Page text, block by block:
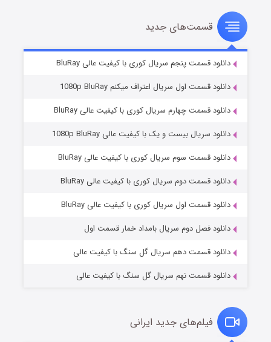
سریال زشت
قسمت۲ (زیرنویس) منتشر شد
مردگان متحرک: شهر مرده ۳
قسمت۲ (زیرنویس) منتشر شد
قسمت‌های جدید
دانلود قسمت پنجم سریال کوری با کیفیت عالی BluRay
دانلود قسمت اول سریال اعتراف میکنم 1080p BluRay
دانلود قسمت چهارم سریال کوری با کیفیت عالی BluRay
دانلود سریال بیست و یک با کیفیت عالی 1080p BluRay
دانلود قسمت سوم سریال کوری با کیفیت عالی BluRay
دانلود قسمت دوم سریال کوری با کیفیت عالی BluRay
دانلود قسمت اول سریال کوری با کیفیت عالی BluRay
دانلود فصل دوم سریال بامداد خمار قسمت اول
دانلود قسمت دهم سریال گل سنگ با کیفیت عالی
دانلود قسمت نهم سریال گل سنگ با کیفیت عالی
فیلم‌های جدید ایرانی